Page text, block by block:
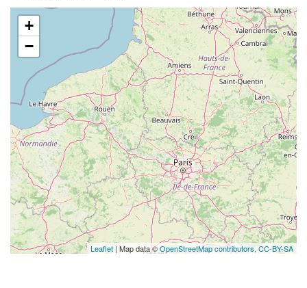
+
−
Leaflet | Map data ©OpenStreetMap contributors, CC-BY-SA